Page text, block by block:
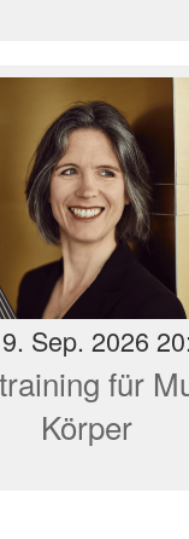
Sep. 2026
für
Körper